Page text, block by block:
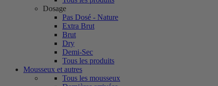
Dosage
Pas Dosé - Nature
Extra Brut
Brut
Dry
Demi-Sec
Tous les produits
Mousseux et autres
Tous les mousseux